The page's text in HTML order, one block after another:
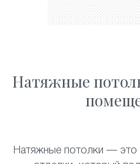
Натяжные
Натяжные потолки — это